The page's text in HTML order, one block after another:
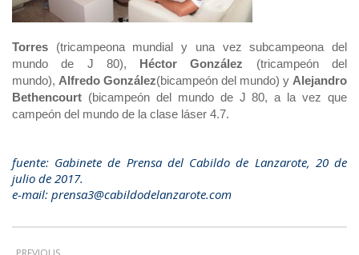
Torres (tricampeona mundial y una vez subcampeona del
mundo de J 80), Héctor González (tricampeón del
mundo), Alfredo González(bicampeón del mundo) y Alejandro
Bethencourt (bicampeón del mundo de J 80, a la vez que
campeón del mundo de la clase láser 4.7.
fuente: Gabinete de Prensa del Cabildo de Lanzarote, 20 de
julio de 2017.
e-mail: prensa3@cabildodelanzarote.com